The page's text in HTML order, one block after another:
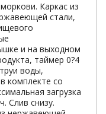
Каркас из
стали,
и на выходном
таймер 0?4
воды,
комплекте со
загрузка
Слив снизу.